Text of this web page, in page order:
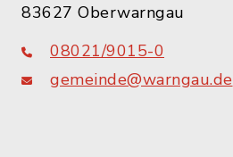
83627 Oberwarngau
08021/9015-0
gemeinde@warngau.de